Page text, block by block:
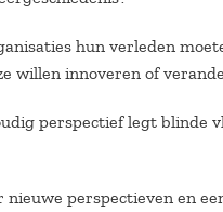
hun verleden
willen innoveren of
perspectief legt blinde
nieuwe perspectieven en